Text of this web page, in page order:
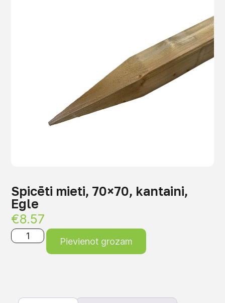
Spicēti mieti, 70×70, kantaini,
Egle
€8.57
Pievienot grozam